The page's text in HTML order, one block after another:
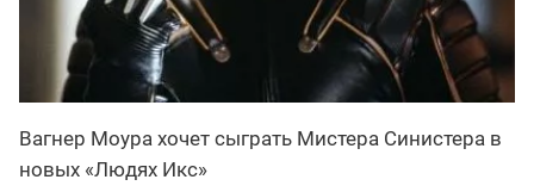
Вагнер Моура хочет сыграть Мистера Синистера в
новых «Людях Икс»